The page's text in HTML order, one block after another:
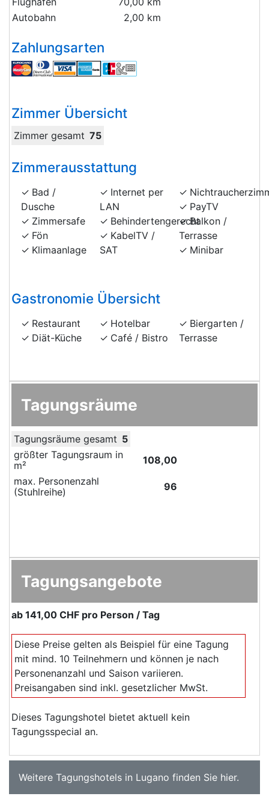
Autobahn
2,00 km
Zahlungsarten
Zimmer Übersicht
Zimmer gesamt 75
Zimmerausstattung
Bad /
Dusche
Zimmersafe
Fön
Klimaanlage
Internet per
LAN
Behindertengerecht
KabelTV /
SAT
PayTV
Balkon /
Terrasse
Minibar
Gastronomie Übersicht
Restaurant
Diät-Küche
Hotelbar
Café / Bistro
Biergarten /
Terrasse
Tagungsräume
Tagungsräume gesamt 5
größter Tagungsraum in
m²
108,00
max. Personenzahl
(Stuhlreihe)
96
Tagungsangebote
ab 141,00 CHF pro Person / Tag
Diese Preise gelten als Beispiel für eine Tagung
mit mind. 10 Teilnehmern und können je nach
Personenanzahl und Saison variieren.
Preisangaben sind inkl. gesetzlicher MwSt.
Dieses Tagungshotel bietet aktuell kein
Tagungsspecial an.
Weitere Tagungshotels in Lugano finden Sie hier.